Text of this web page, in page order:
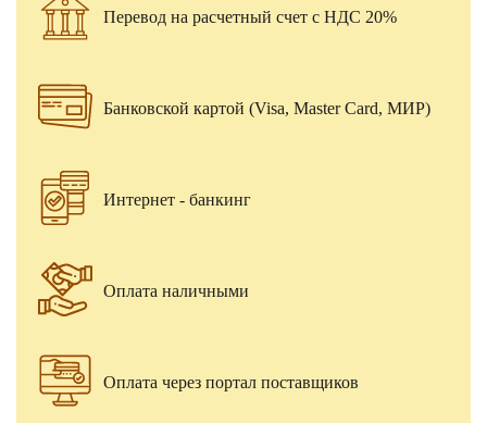
Перевод на расчетный счет с НДС 20%
Банковской картой (Visa, Master Card, МИР)
Интернет - банкинг
Оплата наличными
Оплата через портал поставщиков